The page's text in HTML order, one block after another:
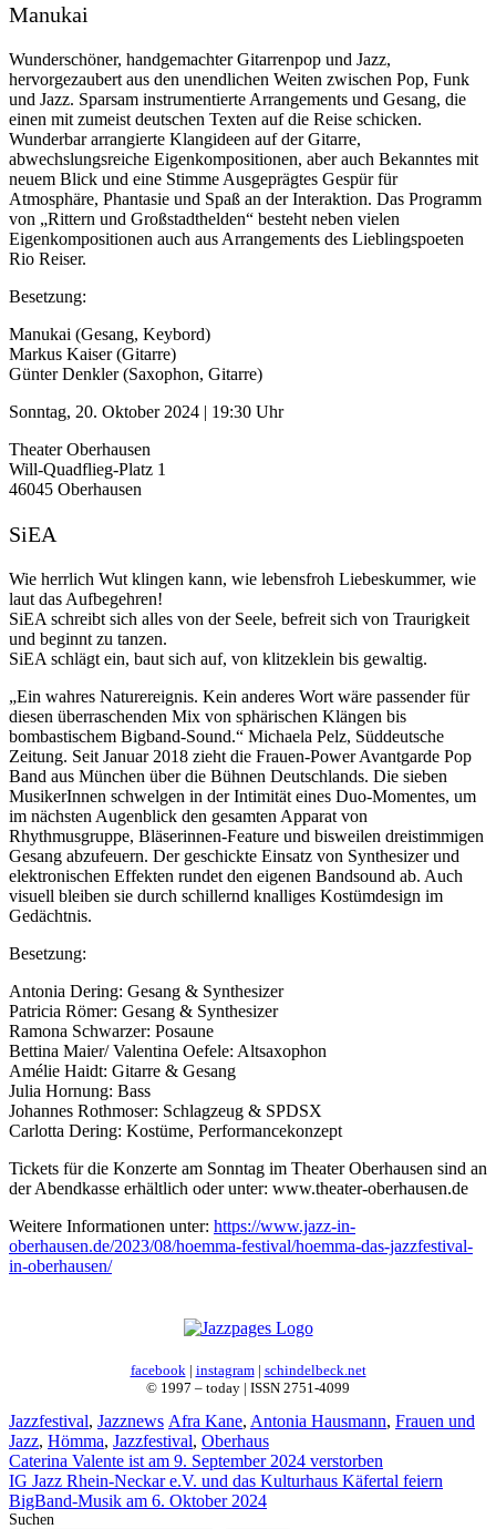
Manukai
Wunderschöner, handgemachter Gitarrenpop und Jazz,
hervorgezaubert aus den unendlichen Weiten zwischen Pop, Funk
und Jazz. Sparsam instrumentierte Arrangements und Gesang, die
einen mit zumeist deutschen Texten auf die Reise schicken.
Wunderbar arrangierte Klangideen auf der Gitarre,
abwechslungsreiche Eigenkompositionen, aber auch Bekanntes mit
neuem Blick und eine Stimme Ausgeprägtes Gespür für
Atmosphäre, Phantasie und Spaß an der Interaktion. Das Programm
von „Rittern und Großstadthelden“ besteht neben vielen
Eigenkompositionen auch aus Arrangements des Lieblingspoeten
Rio Reiser.
Besetzung:
Manukai (Gesang, Keybord)
Markus Kaiser (Gitarre)
Günter Denkler (Saxophon, Gitarre)
Sonntag, 20. Oktober 2024 | 19:30 Uhr
Theater Oberhausen
Will-Quadflieg-Platz 1
46045 Oberhausen
SiEA
Wie herrlich Wut klingen kann, wie lebensfroh Liebeskummer, wie
laut das Aufbegehren!
SiEA schreibt sich alles von der Seele, befreit sich von Traurigkeit
und beginnt zu tanzen.
SiEA schlägt ein, baut sich auf, von klitzeklein bis gewaltig.
„Ein wahres Naturereignis. Kein anderes Wort wäre passender für
diesen überraschenden Mix von sphärischen Klängen bis
bombastischem Bigband-Sound.“ Michaela Pelz, Süddeutsche
Zeitung. Seit Januar 2018 zieht die Frauen-Power Avantgarde Pop
Band aus München über die Bühnen Deutschlands. Die sieben
MusikerInnen schwelgen in der Intimität eines Duo-Momentes, um
im nächsten Augenblick den gesamten Apparat von
Rhythmusgruppe, Bläserinnen-Feature und bisweilen dreistimmigen
Gesang abzufeuern. Der geschickte Einsatz von Synthesizer und
elektronischen Effekten rundet den eigenen Bandsound ab. Auch
visuell bleiben sie durch schillernd knalliges Kostümdesign im
Gedächtnis.
Besetzung:
Antonia Dering: Gesang & Synthesizer
Patricia Römer: Gesang & Synthesizer
Ramona Schwarzer: Posaune
Bettina Maier/ Valentina Oefele: Altsaxophon
Amélie Haidt: Gitarre & Gesang
Julia Hornung: Bass
Johannes Rothmoser: Schlagzeug & SPDSX
Carlotta Dering: Kostüme, Performancekonzept
Tickets für die Konzerte am Sonntag im Theater Oberhausen sind an
der Abendkasse erhältlich oder unter: www.theater-oberhausen.de
Weitere Informationen unter: https://www.jazz-in-
oberhausen.de/2023/08/hoemma-festival/hoemma-das-jazzfestival-
in-oberhausen/
facebook | instagram| schindelbeck.net
© 1997 – today | ISSN 2751-4099
Kategorien
Jazzfestival, Jazznews Schlagwörter
Afra Kane, Antonia Hausmann, Frauen und
Jazz, Hömma, Jazzfestival, Oberhaus
Caterina Valente ist am 9. September 2024 verstorben
IG Jazz Rhein-Neckar e.V. und das Kulturhaus Käfertal feiern
BigBand-Musik am 6. Oktober 2024
Suchen